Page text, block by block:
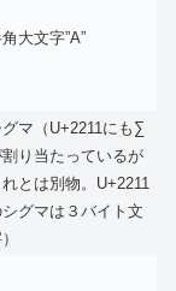
大文字”A”
グマ（U+2211にも∑
り当たっているが
れとは別物。U+2211
グマは３バイト文